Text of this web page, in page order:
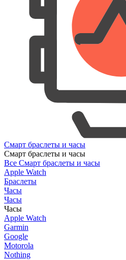
Смарт браслеты и часы
Смарт браслеты и часы
Все Смарт браслеты и часы
Apple Watch
Браслеты
Часы
Часы
Часы
Apple Watch
Garmin
Google
Motorola
Nothing